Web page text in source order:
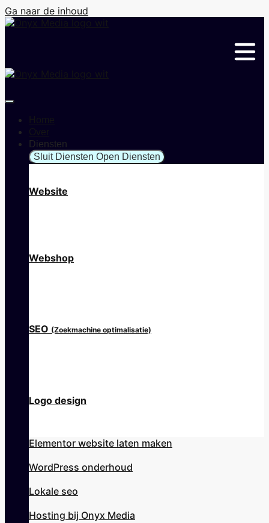
Ga naar de inhoud
Diensten
Sluit Diensten Open Diensten
Website
Webshop
SEO (Zoekmachine optimalisatie)
Logo design
Elementor website laten maken
WordPress onderhoud
Lokale seo
Hosting bij Onyx Media